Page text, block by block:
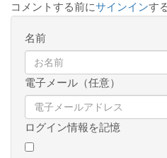
コメントする前にサインインす
名前
電子メール（任意）
ログイン情報を記憶